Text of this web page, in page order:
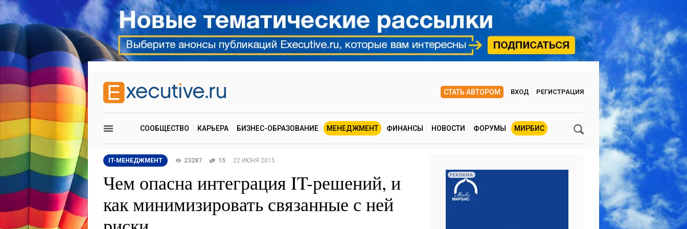
СТАТЬ АВТОРОМ ВХОД РЕГИСТРАЦИЯ
СООБЩЕСТВО КАРЬЕРА БИЗНЕС-ОБРАЗОВАНИЕ МЕНЕДЖМЕНТ ФИНАНСЫ НОВОСТИ ФОРУМЫ МИРБИС
IT-МЕНЕДЖМЕНТ 23287 15 22 ИЮНЯ 2015
Чем опасна интеграция IT-решений, и
как минимизировать связанные с ней
РЕКЛАМА